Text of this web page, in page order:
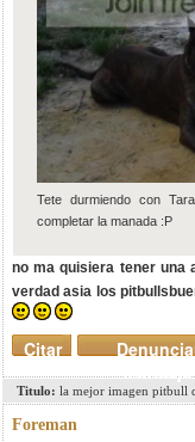
Tete durmiendo con
completar la manada :P
no ma quisiera tener una
verdad asia los
mensaje
Citar
Titulo: la mejor imagen pitbull
Foreman